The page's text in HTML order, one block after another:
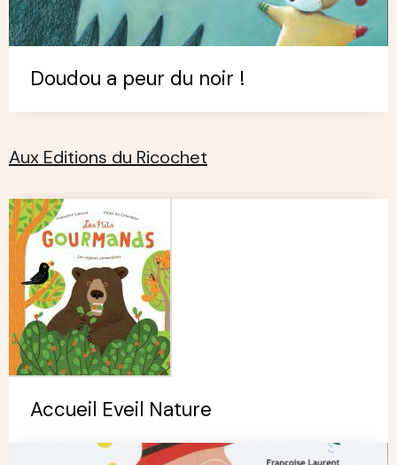
Doudou a peur du noir !
Aux Editions du Ricochet
Accueil Eveil Nature